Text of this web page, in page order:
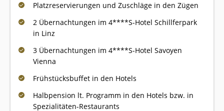
Platzreservierungen und Zuschläge in den Zügen
2 Übernachtungen im 4****S-Hotel Schillferpark
in Linz
3 Übernachtungen im 4****S-Hotel Savoyen
Vienna
Frühstücksbuffet in den Hotels
Halbpension lt. Programm in den Hotels bzw. in
Spezialitäten-Restaurants